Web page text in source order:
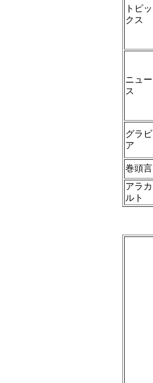
トピッ
クス
ニュー
ス
グラビ
ア
巻頭言
アラカ
ルト